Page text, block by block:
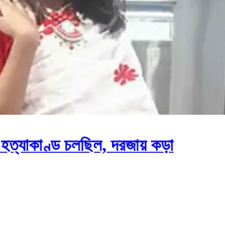
চলছিল, দরজায় কড়া